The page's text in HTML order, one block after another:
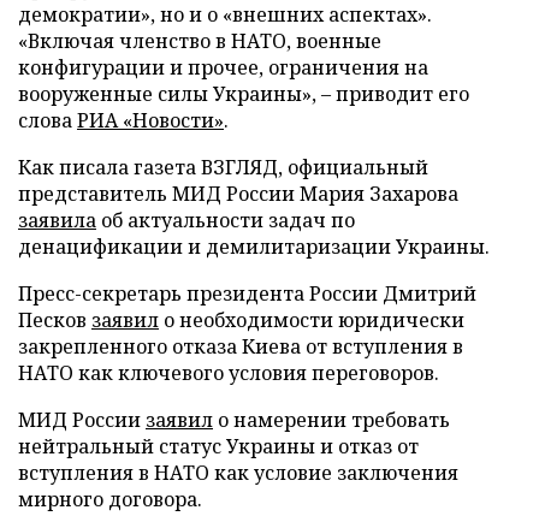
демократии», но и о «внешних аспектах».
«Включая членство в НАТО, военные
конфигурации и прочее, ограничения на
вооруженные силы Украины», – приводит его
словаРИА «Новости».
Как писала газета ВЗГЛЯД, официальный
представитель МИД России Мария Захарова
заявила об актуальности задач по
денацификации и демилитаризации Украины.
Пресс-секретарь президента России Дмитрий
Песков заявил о необходимости юридически
закрепленного отказа Киева от вступления в
НАТО как ключевого условия переговоров.
МИД России заявил о намерении требовать
нейтральный статус Украины и отказ от
вступления в НАТО как условие заключения
мирного договора.